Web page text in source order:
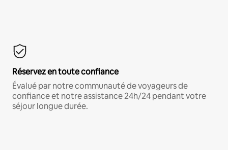
Réservez en toute confiance
Évalué par notre communauté de voyageurs de
confiance et notre assistance 24h/24 pendant votre
séjour longue durée.